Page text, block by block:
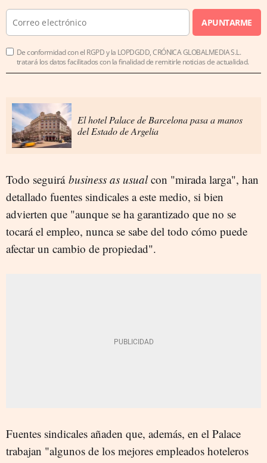
APUNTARME
De conformidad con el RGPD y la LOPDGDD, CRÓNICA GLOBALMEDIA S.L.
tratará los datos facilitados con la finalidad de remitirle noticias de actualidad.
El hotel Palace de Barcelona pasa a manos
del Estado de Argelia
Todo seguirá business as usualcon "mirada larga", han
detallado fuentes sindicales a este medio, si bien
advierten que "aunque se ha garantizado que no se
tocará el empleo, nunca se sabe del todo cómo puede
afectar un cambio de propiedad".
Fuentes sindicales añaden que, además, en el Palace
trabajan "algunos de los mejores empleados hoteleros